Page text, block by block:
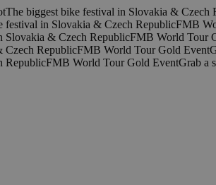
The biggest bike festival in Slovakia & Czech
festival in Slovakia & Czech RepublicFMB
Slovakia & Czech RepublicFMB World Tour
Czech RepublicFMB World Tour Gold Event
RepublicFMB World Tour Gold EventGrab a